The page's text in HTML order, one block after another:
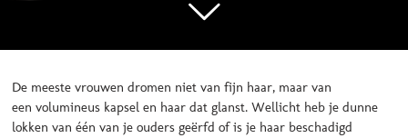
De meeste vrouwen dromen niet van fijn haar, maar van
een volumineus kapsel en haar dat glanst. Wellicht heb je dunne
lokken van één van je ouders geërfd of is je haar beschadigd